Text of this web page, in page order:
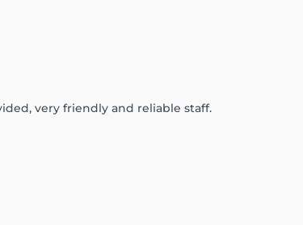
very friendly and reliable staff.